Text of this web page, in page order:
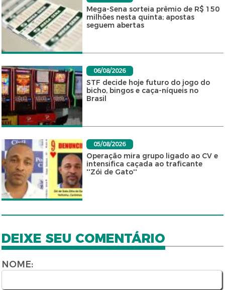
Mega-Sena sorteia prêmio de R$ 150
milhões nesta quinta; apostas
seguem abertas
06/08/2026
STF decide hoje futuro do jogo do
bicho, bingos e caça-níqueis no
Brasil
05/08/2026
Operação mira grupo ligado ao CV e
intensifica caçada ao traficante
''Zói de Gato''
DEIXE SEU COMENTÁRIO
NOME: